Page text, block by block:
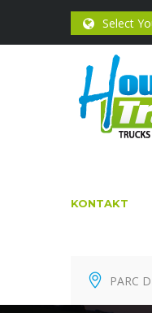
Select
KONTAKT
PARC